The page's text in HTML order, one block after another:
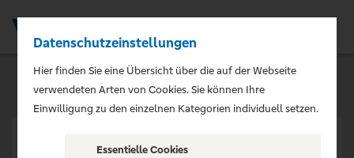
Datenschutzeinstellungen
Hier finden Sie eine Übersicht über die auf der Webseite
verwendeten Arten von Cookies. Sie können Ihre
Einwilligung zu den einzelnen Kategorien individuell setzen.
Essentielle Cookies